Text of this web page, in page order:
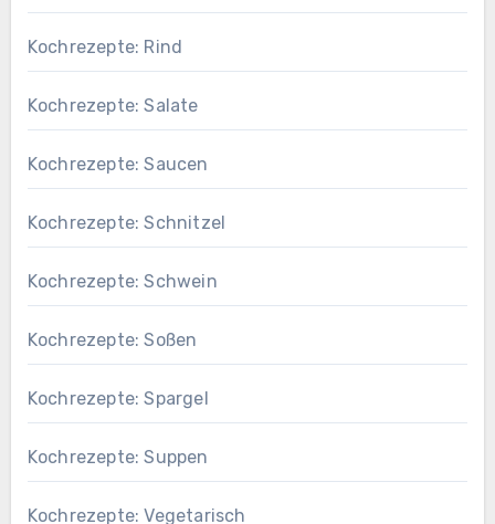
Kochrezepte: Rind
Kochrezepte: Salate
Kochrezepte: Saucen
Kochrezepte: Schnitzel
Kochrezepte: Schwein
Kochrezepte: Soßen
Kochrezepte: Spargel
Kochrezepte: Suppen
Kochrezepte: Vegetarisch